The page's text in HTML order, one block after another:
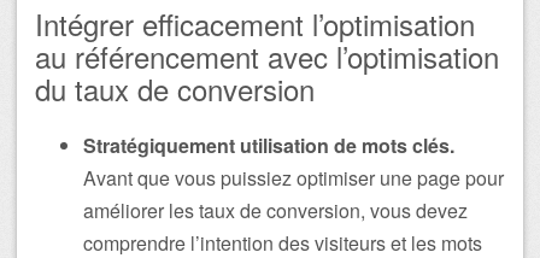
Intégrer efficacement l’optimisation
au référencement avec l’optimisation
du taux de conversion
Stratégiquement utilisation de mots clés.
Avant que vous puissiez optimiser une page pour
améliorer les taux de conversion, vous devez
comprendre l’intention des visiteurs et les mots